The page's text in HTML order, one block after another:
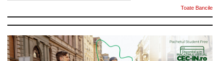
Toate Bancile